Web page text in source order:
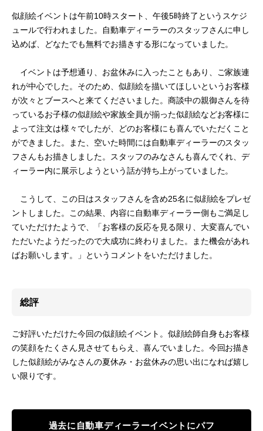
似顔絵イベントは午前10時スタート、午後5時終了というスケジ
ュールで行われました。自動車ディーラーのスタッフさんに申し
込めば、どなたでも無料でお描きする形になっていました。
イベントは予想通り、お盆休みに入ったこともあり、ご家族連
れが中心でした。そのため、似顔絵を描いてほしいというお客様
が次々とブースへと来てくださいました。商談中の親御さんを待
っているお子様の似顔絵や家族全員が揃った似顔絵などお客様に
よって注文は様々でしたが、どのお客様にも喜んでいただくこと
ができました。また、空いた時間には自動車ディーラーのスタッ
フさんもお描きしました。スタッフのみなさんも喜んでくれ、デ
ィーラー内に展示しようという話が持ち上がっていました。
こうして、この日はスタッフさんを含め25名に似顔絵をプレゼ
ントしました。この結果、内容に自動車ディーラー側もご満足し
ていただけたようで、「お客様の反応を見る限り、大変喜んでい
ただいたようだったので大成功に終わりました。また機会があれ
ばお願いします。」というコメントをいただけました。
総評
ご好評いただけた今回の似顔絵イベント。似顔絵師自身もお客様
の笑顔をたくさん見させてもらえ、喜んでいました。今回お描き
した似顔絵がみなさんの夏休み・お盆休みの思い出になれば嬉し
い限りです。
過去に自動車ディーラーイベントにパフ